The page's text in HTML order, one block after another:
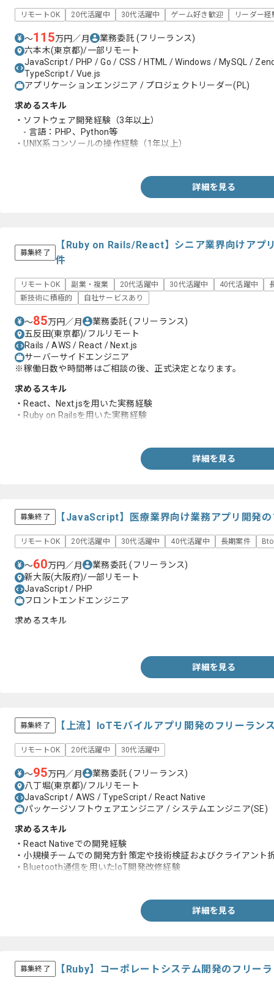
リモートOK 20代活躍中 30代活躍中 ゲーム好き歓迎 リーダー
〜115万円／月 業務委託(フリーランス)
六本木(東京都)/一部リモート
JavaScript / PHP / Go / CSS / HTML / Windows / MySQL /
TypeScript / Vue.js
アプリケーションエンジニア / プロジェクトリーダー(PL)
求めるスキル
・ソフトウェア開発経験（3年以上）
- 言語：PHP、Python等
・UNIX系コンソールの操作経験（1年以上）
詳細を見る
募集終了
【Ruby on Rails/React】シニア業界向けアプ
件
リモートOK 副業・複業 20代活躍中 30代活躍中 40代活躍中
新技術に積極的
自社サービスあり
〜85万円／月 業務委託(フリーランス)
五反田(東京都)/フルリモート
Rails / AWS / React / Next.js
サーバーサイドエンジニア
※稼働日数や時間帯はご相談の後、正式決定となります。
求めるスキル
・React、Next.jsを用いた実務経験
・Ruby on Railsを用いた実務経験
詳細を見る
募集終了 【JavaScript】医療業界向け業務アプリ開発
リモートOK 20代活躍中 30代活躍中 40代活躍中 長期案件
〜60万円／月 業務委託(フリーランス)
新大阪(大阪府)/一部リモート
JavaScript / PHP
フロントエンドエンジニア
求めるスキル
詳細を見る
募集終了 【上流】IoTモバイルアプリ開発のフリーラン
リモートOK 20代活躍中 30代活躍中
〜95万円／月 業務委託(フリーランス)
八丁堀(東京都)/フルリモート
JavaScript / AWS / TypeScript / React Native
パッケージソフトウェアエンジニア / システムエンジニア(SE)
求めるスキル
・React Nativeでの開発経験
・小規模チームでの開発方針策定や技術検証およびクライアント
・Bluetooth通信を用いたIoT開発改修経験
詳細を見る
募集終了 【Ruby】コーポレートシステム開発のフリー